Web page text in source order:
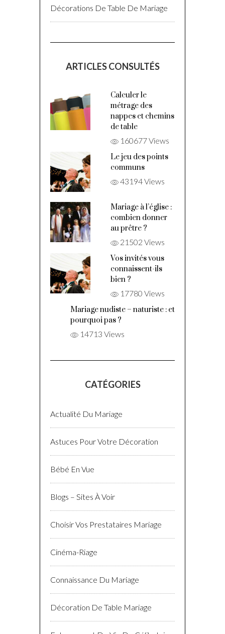
Décorations De Table De Mariage
ARTICLES CONSULTÉS
Calculer le
métrage des
nappes et chemins
de table
160677 Views
Le jeu des points
communs
43194 Views
Mariage à l’église :
combien donner
au prêtre ?
21502 Views
Vos invités vous
connaissent-ils
bien ?
17780 Views
Mariage nudiste – naturiste : et
pourquoi pas ?
14713 Views
CATÉGORIES
Actualité Du Mariage
Astuces Pour Votre Décoration
Bébé En Vue
Blogs – Sites À Voir
Choisir Vos Prestataires Mariage
Cinéma-Riage
Connaissance Du Mariage
Décoration De Table Mariage